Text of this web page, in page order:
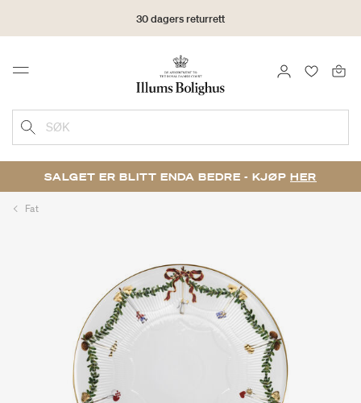
30 dagers returrett
Menu LOGG INN
SØK
SALGET ER BLITT ENDA BEDRE - KJØP HER
Fat